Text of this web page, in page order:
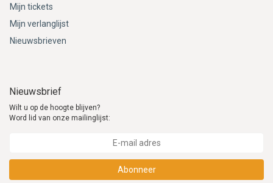
Mijn tickets
Mijn verlanglijst
Nieuwsbrieven
Nieuwsbrief
Wilt u op de hoogte blijven?
Word lid van onze mailinglijst:
Abonneer